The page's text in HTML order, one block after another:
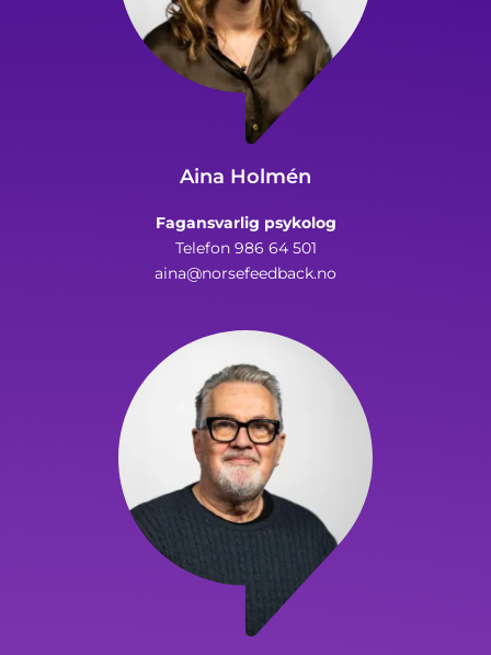
Aina Holmén
Fagansvarlig psykolog
Telefon 986 64 501
aina@norsefeedback.no